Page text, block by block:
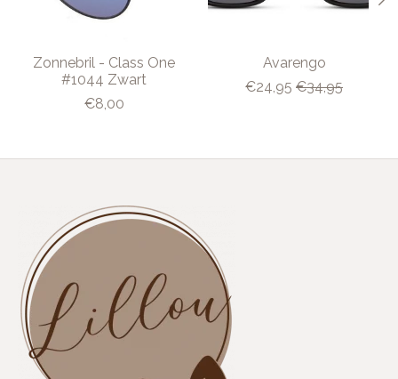
Zonnebril - Class One
#1044 Zwart
€8,00
Avarengo
€24,95 €34,95